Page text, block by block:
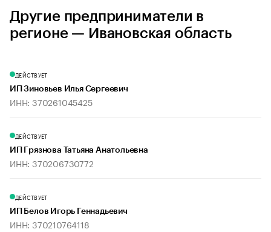
Другие предприниматели в
регионе — Ивановская область
ДЕЙСТВУЕТ
ИП Зиновьев Илья Сергеевич
ИНН: 370261045425
ДЕЙСТВУЕТ
ИП Грязнова Татьяна Анатольевна
ИНН: 370206730772
ДЕЙСТВУЕТ
ИП Белов Игорь Геннадьевич
ИНН: 370210764118